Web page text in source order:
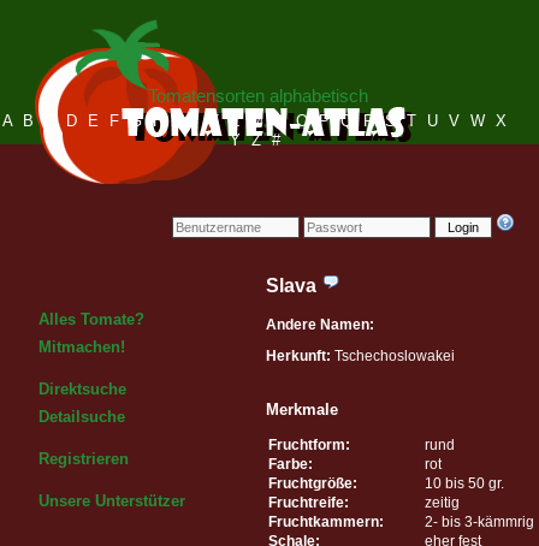
Login
Tomatensorten alphabetisch
A B C D E F G H I J K L M N O P Q R S T U V W X
Y Z #
Alles Tomate?
Mitmachen!
Direktsuche
Detailsuche
Registrieren
Unsere Unterstützer
Slava
Andere Namen:
Herkunft: Tschechoslowakei
Merkmale
Fruchtform:
rund
Farbe:
rot
Fruchtgröße:
10 bis 50 gr.
Fruchtreife:
zeitig
Fruchtkammern:
2- bis 3-kämmrig
Schale:
eher fest